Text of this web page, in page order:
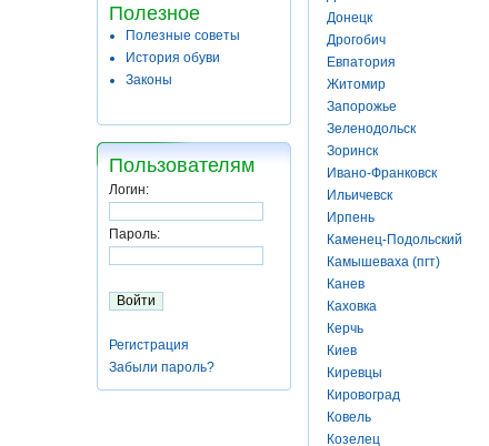
Полезное
Полезные советы
История обуви
Законы
Пользователям
Логин:
Пароль:
Регистрация
Забыли пароль?
Донецк
Дрогобич
Евпатория
Житомир
Запорожье
Зеленодольск
Зоринск
Ивано-Франковск
Ильичевск
Ирпень
Каменец-Подольский
Камышеваха (пгт)
Канев
Каховка
Керчь
Киев
Киревцы
Кировоград
Ковель
Козелец